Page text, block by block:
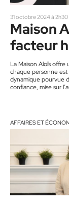
31 octobre 2024 à 2h30
Maison
facteur
La Maison Aloïs offre
chaque personne
dynamique pourvue
confiance, mise sur
AFFAIRES ET